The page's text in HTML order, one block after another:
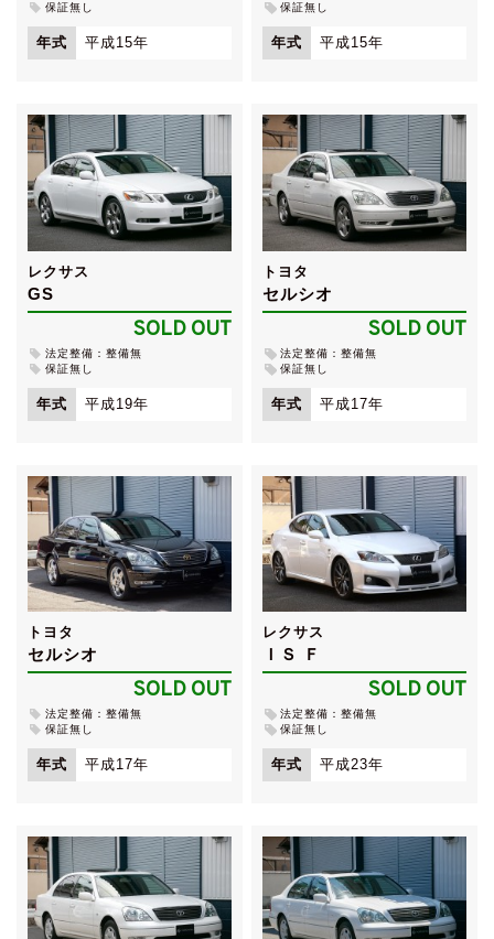
保証無し
年式 平成15年
保証無し
年式 平成15年
レクサス
GS
SOLD OUT
法定整備：整備無
保証無し
年式 平成19年
トヨタ
セルシオ
SOLD OUT
法定整備：整備無
保証無し
年式 平成17年
トヨタ
セルシオ
SOLD OUT
法定整備：整備無
保証無し
年式 平成17年
レクサス
ＩＳ Ｆ
SOLD OUT
法定整備：整備無
保証無し
年式 平成23年